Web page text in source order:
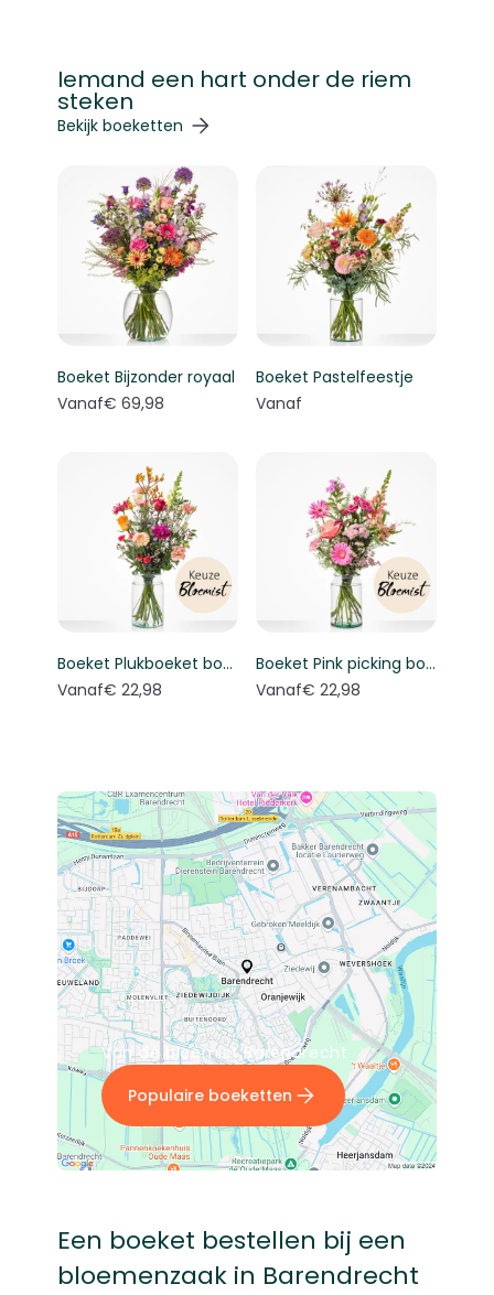
Iemand een hart onder de riem
steken
Navigeren door de elementen van de carrousel is
Druk om carrousel over te slaan
Bekijk boeketten
Boeket Bijzonder royaal
Vanaf€ 69,98
Boeket Pastelfeestje
Vanaf
Boeket Plukboeket bont - Keuze bloemist
Vanaf€ 22,98
Boeket Pink picking bouquet - Florist's choice
Vanaf€ 22,98
Van dé bloemist Barendrecht
Populaire boeketten
Een boeket bestellen bij een
bloemenzaak in Barendrecht